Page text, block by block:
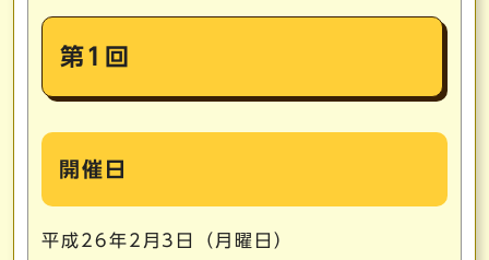
第1回
開催日
平成26年2月3日（月曜日）